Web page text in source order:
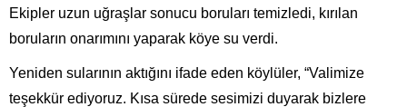
Ekipler uzun uğraşlar sonucu boruları temizledi, kırılan
boruların onarımını yaparak köye su verdi.
Yeniden sularının aktığını ifade eden köylüler, “Valimize
teşekkür ediyoruz. Kısa sürede sesimizi duyarak bizlere